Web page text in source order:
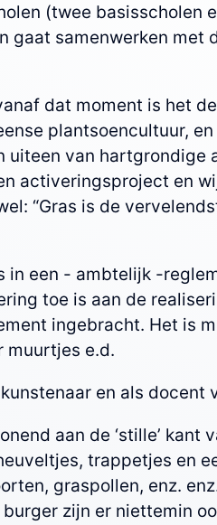
(twee basisscholen
gaat samenwerken
dat moment is het
plantsoencultuur,
uiteen van
activeringsproject en
“Gras is de
een - ambtelijk -
toe is aan de
ingebracht. Het is
muurtjes e.d.
en als
aan de ‘stille’
trappetjes en
graspollen, enz.
zijn er niettemin